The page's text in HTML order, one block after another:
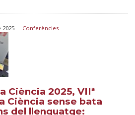
- Conferències
Ciència 2025, VIIª
Ciència sense bata
del llenguatge: